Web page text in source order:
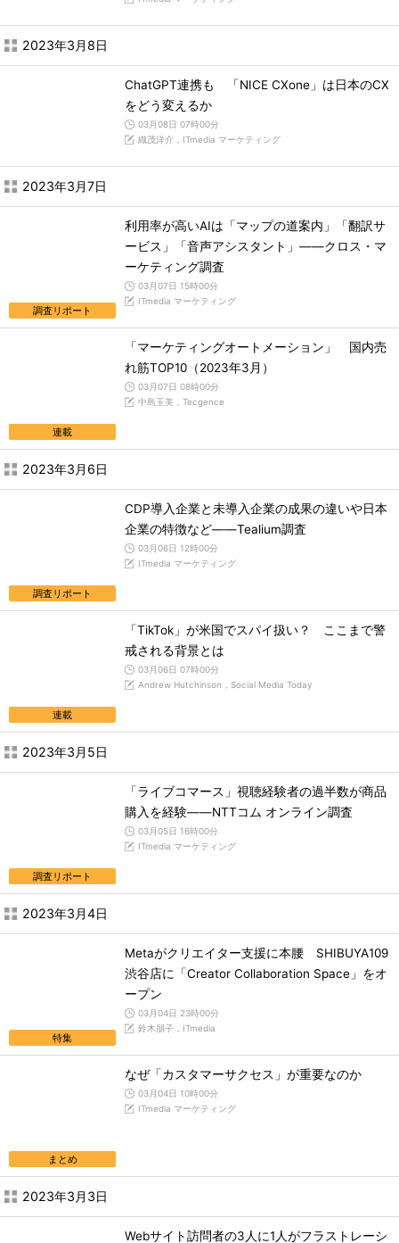
2023年3月8日
ChatGPT連携も 「NICE CXone」は日本のCX
をどう変えるか
03月08日 07時00分
織茂洋介，ITmedia マーケティング
2023年3月7日
調査リポート
利用率が高いAIは「マップの道案内」「翻訳サ
ービス」「音声アシスタント」――クロス・マ
ーケティング調査
03月07日 15時00分
ITmedia マーケティング
連載
「マーケティングオートメーション」 国内売
れ筋TOP10（2023年3月）
03月07日 08時00分
中島玉美，Tecgence
2023年3月6日
調査リポート
CDP導入企業と未導入企業の成果の違いや日本
企業の特徴など――Tealium調査
03月06日 12時00分
ITmedia マーケティング
連載
「TikTok」が米国でスパイ扱い？ ここまで警
戒される背景とは
03月06日 07時00分
Andrew Hutchinson，Social Media Today
2023年3月5日
調査リポート
「ライブコマース」視聴経験者の過半数が商品
購入を経験――NTTコム オンライン調査
03月05日 16時00分
ITmedia マーケティング
2023年3月4日
特集
Metaがクリエイター支援に本腰 SHIBUYA109
渋谷店に「Creator Collaboration Space」をオ
ープン
03月04日 23時00分
鈴木朋子，ITmedia
まとめ
なぜ「カスタマーサクセス」が重要なのか
03月04日 10時00分
ITmedia マーケティング
2023年3月3日
Webサイト訪問者の3人に1人がフラストレーシ